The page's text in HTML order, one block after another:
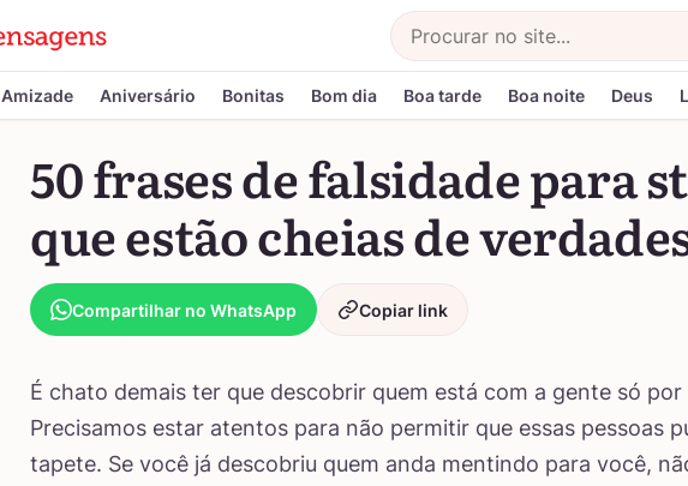
Buscar
Amizade Aniversário Bonitas Bom dia Boa tarde Boa noite Deus
50 frases de falsidade para
que estão cheias de
Compartilhar no WhatsApp Copiar link
É chato demais ter que descobrir quem está com a gente só por
Precisamos estar atentos para não permitir que essas pessoas
tapete. Se você já descobriu quem anda mentindo para você,